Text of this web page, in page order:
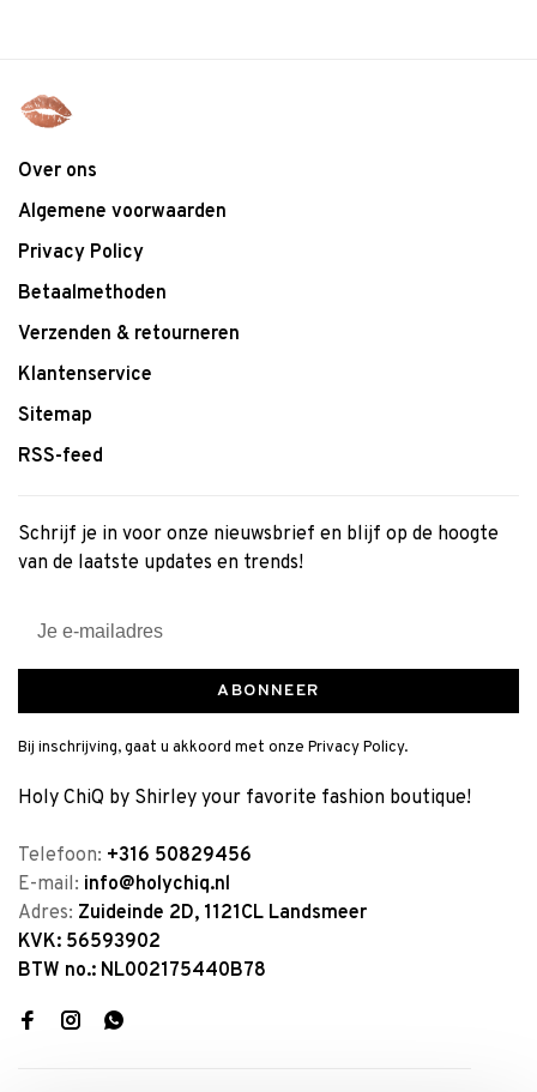
Over ons
Algemene voorwaarden
Privacy Policy
Betaalmethoden
Verzenden & retourneren
Klantenservice
Sitemap
RSS-feed
Schrijf je in voor onze nieuwsbrief en blijf op de hoogte
van de laatste updates en trends!
ABONNEER
Bij inschrijving, gaat u akkoord met onze Privacy Policy.
Holy ChiQ by Shirley your favorite fashion boutique!
Telefoon: +316 50829456
E-mail: info@holychiq.nl
Adres: Zuideinde 2D, 1121CL Landsmeer
KVK: 56593902
BTW no.: NL002175440B78